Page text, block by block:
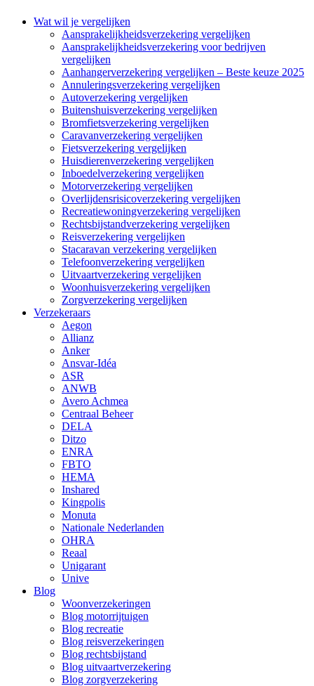
Wat wil je vergelijken
Aansprakelijkheidsverzekering vergelijken
Aansprakelijkheidsverzekering voor bedrijven
vergelijken
Aanhangerverzekering vergelijken – Beste keuze 2025
Annuleringsverzekering vergelijken
Autoverzekering vergelijken
Buitenshuisverzekering vergelijken
Bromfietsverzekering vergelijken
Caravanverzekering vergelijken
Fietsverzekering vergelijken
Huisdierenverzekering vergelijken
Inboedelverzekering vergelijken
Motorverzekering vergelijken
Overlijdensrisicoverzekering vergelijken
Recreatiewoningverzekering vergelijken
Rechtsbijstandverzekering vergelijken
Reisverzekering vergelijken
Stacaravan verzekering vergelijken
Telefoonverzekering vergelijken
Uitvaartverzekering vergelijken
Woonhuisverzekering vergelijken
Zorgverzekering vergelijken
Verzekeraars
Aegon
Allianz
Anker
Ansvar-Idéa
ASR
ANWB
Avero Achmea
Centraal Beheer
DELA
Ditzo
ENRA
FBTO
HEMA
Inshared
Kingpolis
Monuta
Nationale Nederlanden
OHRA
Reaal
Unigarant
Unive
Blog
Woonverzekeringen
Blog motorrijtuigen
Blog recreatie
Blog reisverzekeringen
Blog rechtsbijstand
Blog uitvaartverzekering
Blog zorgverzekering